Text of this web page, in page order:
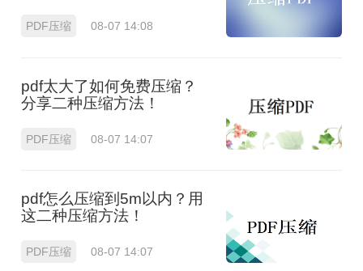
PDF压缩 08-07 14:08
pdf太大了如何免费压缩？
分享二种压缩方法！
PDF压缩 08-07 14:07
pdf怎么压缩到5m以内？用
这二种压缩方法！
PDF压缩 08-07 14:07